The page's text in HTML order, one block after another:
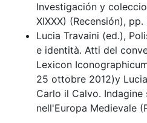
Investigación y
XIXXX) (Recensión), pp.
Lucia Travaini (ed.),
e identità. Atti del
Lexicon
25 ottobre 2012)y
Carlo il Calvo.
nell'Europa Medievale